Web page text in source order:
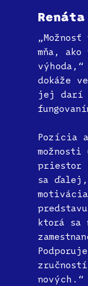
mňa, ako
dokáže
jej darí
Pozícia
priestor
sa
ktorá sa
nových.“